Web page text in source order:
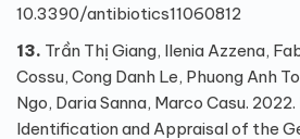
10.3390/antibiotics11060812
13. Trần Thị Giang, Ilenia Azzena,
Cossu, Cong Danh Le, Phuong Anh
Ngo, Daria Sanna, Marco Casu.
Identification and Appraisal of the